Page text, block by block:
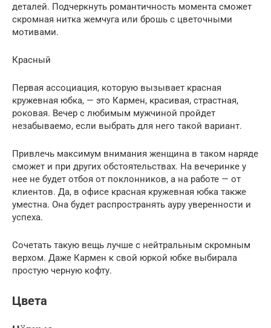
деталей. Подчеркнуть романтичность момента сможет
скромная нитка жемчуга или брошь с цветочными
мотивами.
Красный
Первая ассоциация, которую вызывает красная
кружевная юбка, — это Кармен, красивая, страстная,
роковая. Вечер с любимым мужчиной пройдет
незабываемо, если выбрать для него такой вариант.
Привлечь максимум внимания женщина в таком наряде
сможет и при других обстоятельствах. На вечеринке у
нее не будет отбоя от поклонников, а на работе — от
клиентов. Да, в офисе красная кружевная юбка также
уместна. Она будет распространять ауру уверенности и
успеха.
Сочетать такую вещь лучше с нейтральным скромным
верхом. Даже Кармен к свой юркой юбке выбирала
простую черную кофту.
Цвета